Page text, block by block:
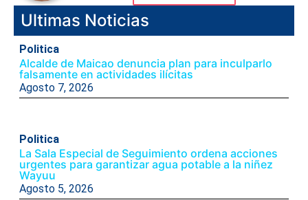
Ultimas Noticias
Politica
Alcalde de Maicao denuncia plan para inculparlo
falsamente en actividades ilícitas
Agosto 7, 2026
Politica
La Sala Especial de Seguimiento ordena acciones
urgentes para garantizar agua potable a la niñez
Wayuu
Agosto 5, 2026